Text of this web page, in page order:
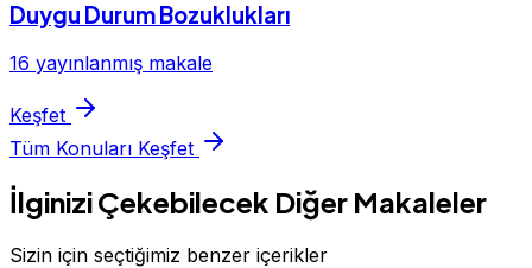
Duygu Durum Bozuklukları
16 yayınlanmış makale
Keşfet
Tüm Konuları Keşfet
İlginizi Çekebilecek Diğer Makaleler
Sizin için seçtiğimiz benzer içerikler